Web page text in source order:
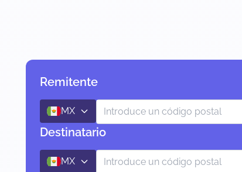
Remitente
MX
Destinatario
MX